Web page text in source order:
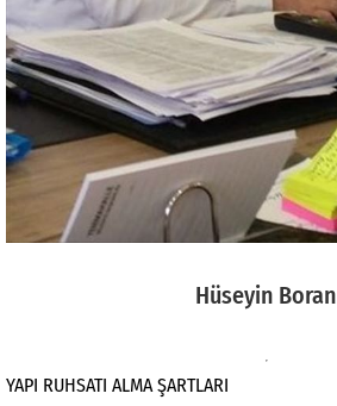
Hüseyin Boran
YAPI RUHSATI ALMA ŞARTLARI